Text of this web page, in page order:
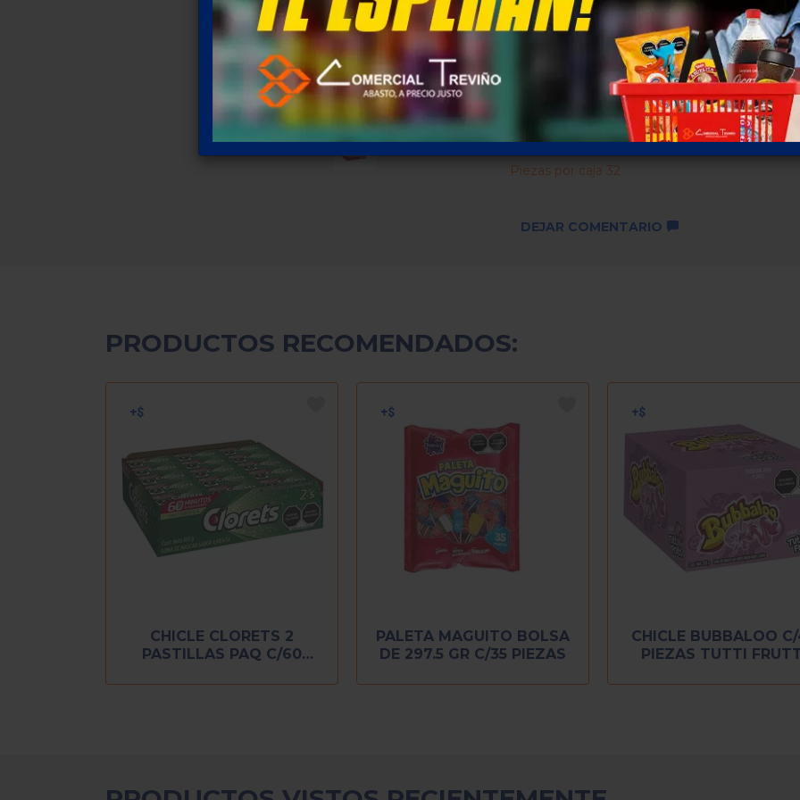
Descuentos por cantidad no
disponibles ...
SKU: 2494
Piezas por caja 32
DEJAR COMENTARIO
PRODUCTOS RECOMENDADOS:
CHICLE CLORETS 2
PASTILLAS PAQ C/60
PALETA MAGUITO BOLSA
DE 297.5 GR C/35 PIEZAS
CHICLE BUBBALOO
PIEZAS TUTTI